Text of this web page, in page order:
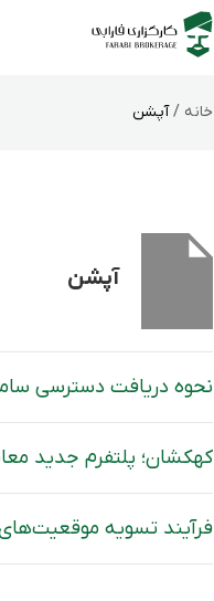
خانه /آپشن
آپشن
نحوه دریافت دسترسی
کهکشان؛ پلتفرم جدید
فرآیند تسویه موقعیت‌های